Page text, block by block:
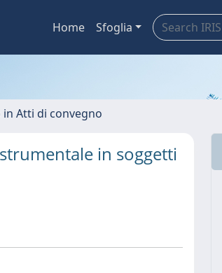
Home Sfoglia
Atti di convegno
in soggetti